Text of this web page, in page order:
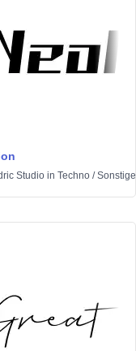
Studio in Techno /Sonstige